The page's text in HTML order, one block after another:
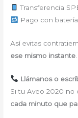
Transferencia
Pago con
Así evitas
ese mismo instante
Llámanos o
Si tu Aveo 2020 no
cada minuto que